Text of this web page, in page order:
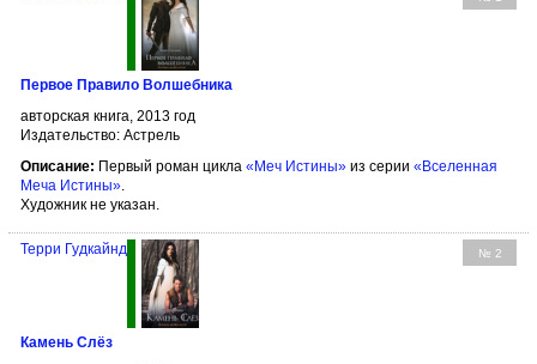
Первое Правило Волшебника
авторская книга, 2013 год
Издательство: Астрель
Описание: Первый роман цикла «Меч Истины» из серии «Вселенная
Меча Истины»
Художник не указан.
№ 2
Терри Гудкайнд
Камень Слёз